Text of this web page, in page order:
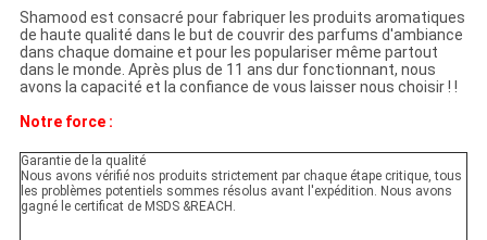
Shamood est consacré pour fabriquer les produits aromatiques
de haute qualité dans le but de couvrir des parfums d'ambiance
dans chaque domaine et pour les populariser même partout
dans le monde. Après plus de 11 ans dur fonctionnant, nous
avons la capacité et la confiance de vous laisser nous choisir ! !
Notre force :
Garantie de la qualité
Nous avons vérifié nos produits strictement par chaque étape critique, tous
les problèmes potentiels sommes résolus avant l'expédition. Nous avons
gagné le certificat de MSDS &REACH.